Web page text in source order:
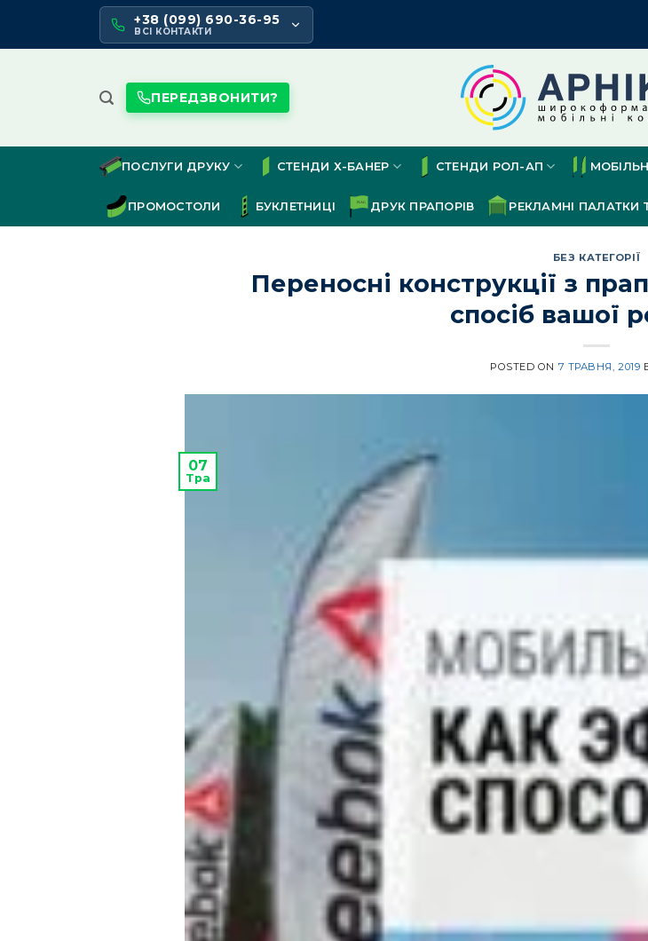
content
+38 (099) 690-36-95
ВСІ КОНТАКТИ
ПЕРЕДЗВОНИТИ?
ПОСЛУГИ ДРУКУ СТЕНДИ Х-БАНЕР СТЕНДИ РОЛ-АП
ПРОМОСТОЛИ БУКЛЕТНИЦІ ДРУК ПРАПОРІВ РЕКЛАМНІ ПАЛАТКИ
БЕЗ КАТЕГОРІЇ
Переносні конструкції з
спосіб вашої
POSTED ON 7 ТРАВНЯ, 2019
07
Тра